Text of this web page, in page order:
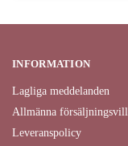
INFORMATION
Lagliga meddelanden
Allmänna
Leveranspolicy